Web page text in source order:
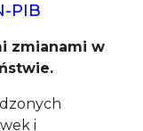
PIB
zmianami w
i